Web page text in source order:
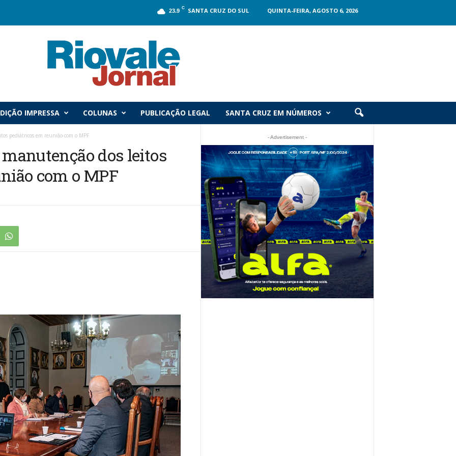
23.9 C SANTA CRUZ DO SUL QUINTA-FEIRA, AGOSTO 6, 2026
IMPRESSA COLUNAS PUBLICAÇÃO LEGAL SANTA CRUZ EM NÚMEROS
pediátricos em reunião com o MPF
dos leitos
com o MPF
- Advertisement -